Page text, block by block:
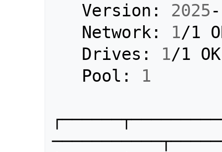
   Version:
2025
   Network:
1/1
   Drives:
1/1
   Pool:
1